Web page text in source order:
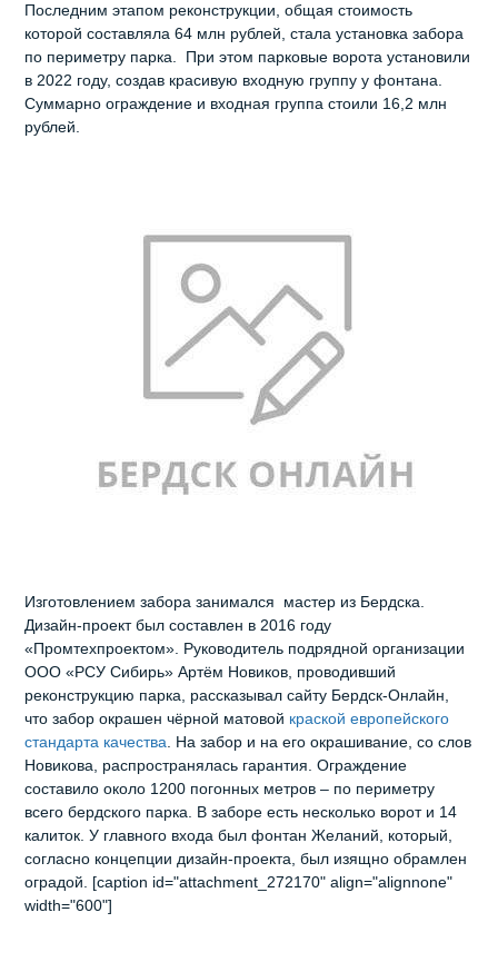
Последним этапом реконструкции, общая стоимость
которой составляла 64 млн рублей, стала установка забора
по периметру парка. При этом парковые ворота установили
в 2022 году, создав красивую входную группу у фонтана.
Суммарно ограждение и входная группа стоили 16,2 млн
рублей.
Изготовлением забора занимался мастер из Бердска.
Дизайн-проект был составлен в 2016 году
«Промтехпроектом». Руководитель подрядной организации
ООО «РСУ Сибирь» Артём Новиков, проводивший
реконструкцию парка, рассказывал сайту Бердск-Онлайн,
что забор окрашен чёрной матовой краской европейского
стандарта качества. На забор и на его окрашивание, со слов
Новикова, распространялась гарантия. Ограждение
составило около 1200 погонных метров – по периметру
всего бердского парка. В заборе есть несколько ворот и 14
калиток. У главного входа был фонтан Желаний, который,
согласно концепции дизайн-проекта, был изящно обрамлен
оградой. [caption id="attachment_272170" align="alignnone"
width="600"]